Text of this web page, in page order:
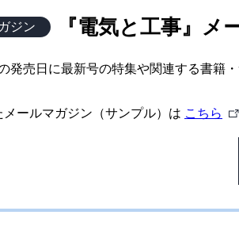
ジン 『電気と工事』メ
発売日に最新号の特集や関連する書籍
ールマガジン（サンプル）は こちら